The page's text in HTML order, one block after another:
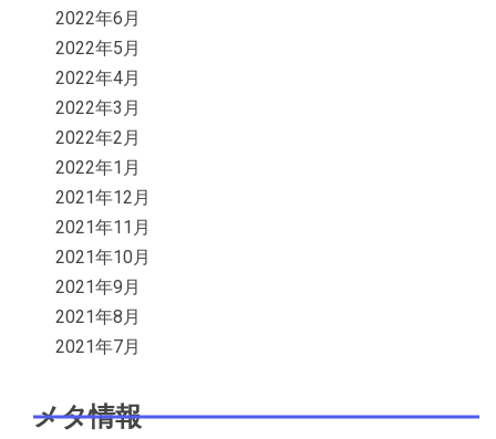
2022年6月
2022年5月
2022年4月
2022年3月
2022年2月
2022年1月
2021年12月
2021年11月
2021年10月
2021年9月
2021年8月
2021年7月
メタ情報